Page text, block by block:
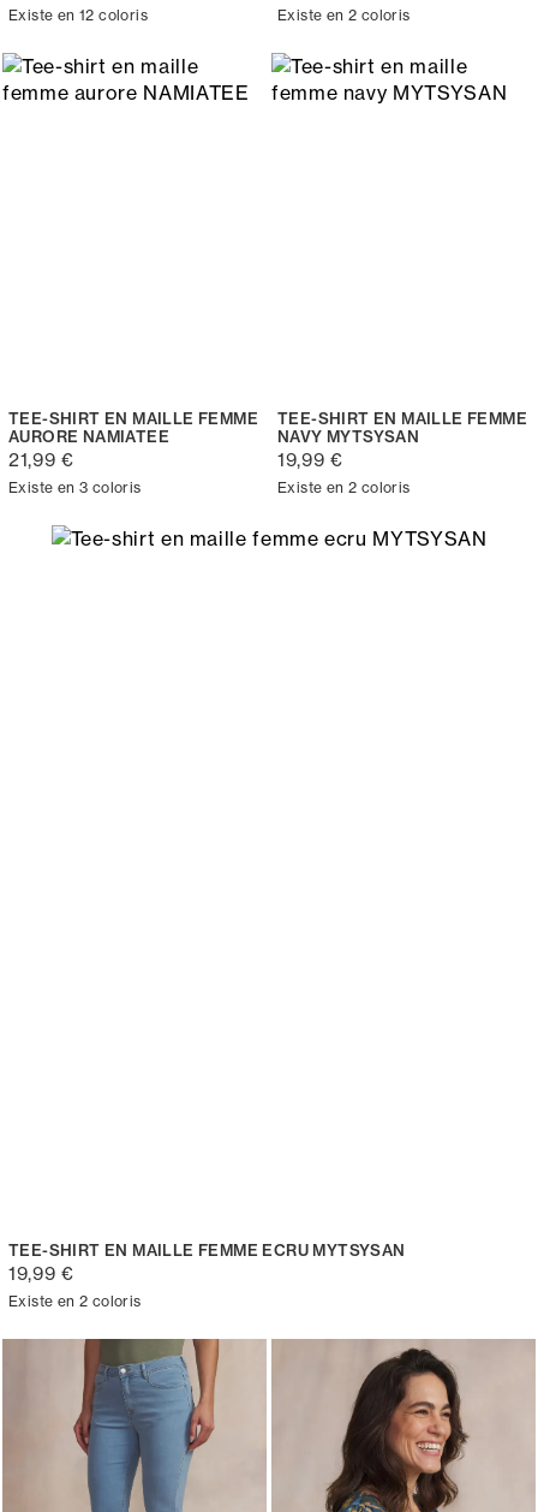
Existe en 12 coloris Existe en 2 coloris
TEE-SHIRT EN MAILLE FEMME
AURORE NAMIATEE
21,99 €
Existe en 3 coloris
TEE-SHIRT EN MAILLE FEMME
NAVY MYTSYSAN
19,99 €
Existe en 2 coloris
TEE-SHIRT EN MAILLE FEMME ECRU MYTSYSAN
19,99 €
Existe en 2 coloris